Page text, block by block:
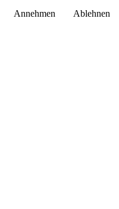
Annehmen
Ablehnen